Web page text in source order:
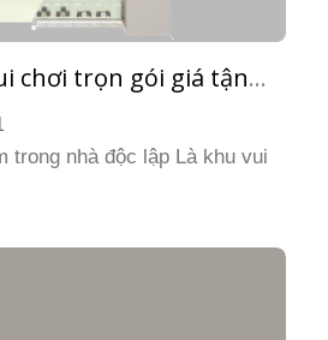
chơi trọn gói giá tận
trong nhà độc lập Là khu vui